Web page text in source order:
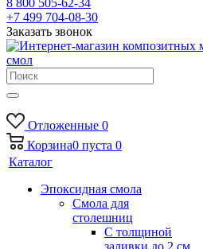
8 800 505-62-34
+7 499 704-08-30
Заказать звонок
Отложенные 0
Корзина0 пуста 0
Каталог
Эпоксидная смола
Смола для
столешниц
С толщиной
заливки до 2 см